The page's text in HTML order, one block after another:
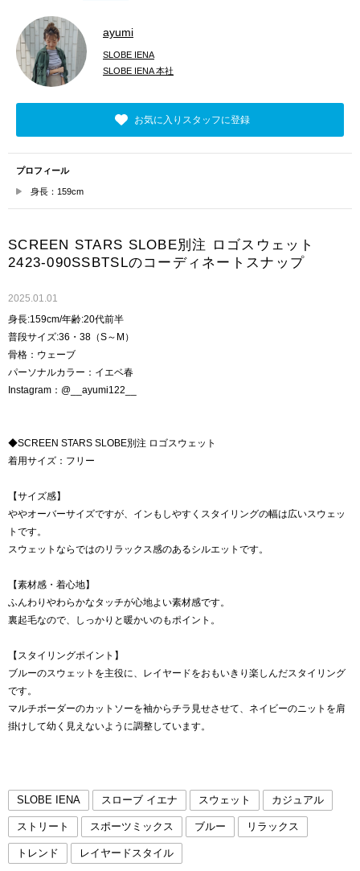
ayumi
SLOBE IENA
SLOBE IENA 本社
お気に入りスタッフに登録
プロフィール
身長：159cm
SCREEN STARS SLOBE別注 ロゴスウェット
2423-090SSBTSLのコーディネートスナップ
2025.01.01
身長:159cm/年齢:20代前半
普段サイズ:36・38（S～M）
骨格：ウェーブ
パーソナルカラー：イエベ春
Instagram：@__ayumi122__
◆SCREEN STARS SLOBE別注 ロゴスウェット
着用サイズ：フリー
【サイズ感】
ややオーバーサイズですが、インもしやすくスタイリングの幅は広いスウェッ
トです。
スウェットならではのリラックス感のあるシルエットです。
【素材感・着心地】
ふんわりやわらかなタッチが心地よい素材感です。
裏起毛なので、しっかりと暖かいのもポイント。
【スタイリングポイント】
ブルーのスウェットを主役に、レイヤードをおもいきり楽しんだスタイリング
です。
マルチボーダーのカットソーを袖からチラ見せさせて、ネイビーのニットを肩
掛けして幼く見えないように調整しています。
SLOBE IENA スローブ イエナ スウェット カジュアル
ストリート スポーツミックス ブルー リラックス
トレンド レイヤードスタイル